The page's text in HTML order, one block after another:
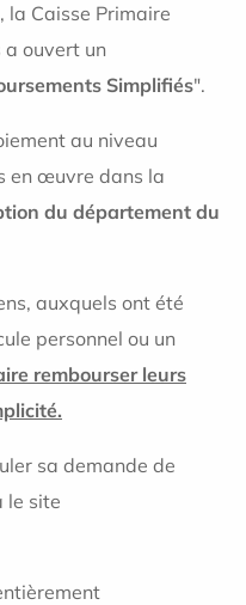
la Caisse Primaire
ouvert un
Simplifiés".
au niveau
en œuvre dans la
du département du
auxquels ont été
personnel ou un
rembourser leurs
sa demande de
le site